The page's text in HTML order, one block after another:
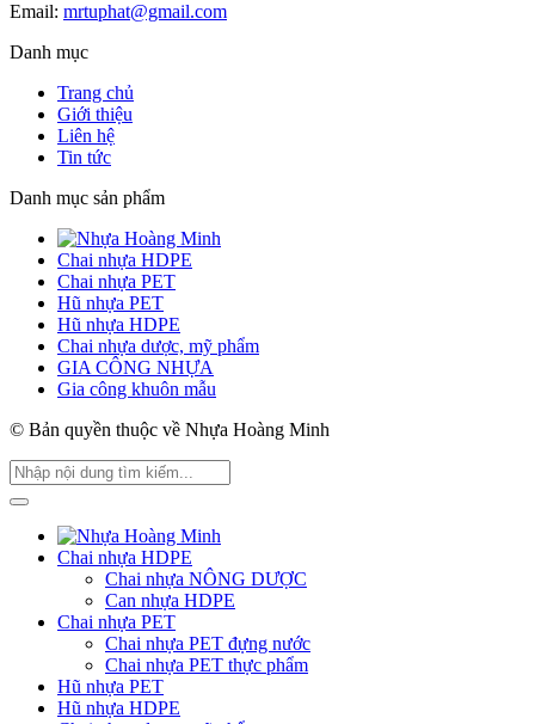
Email: mrtuphat@gmail.com
Danh mục
Trang chủ
Giới thiệu
Liên hệ
Tin tức
Danh mục sản phẩm
Chai nhựa HDPE
Chai nhựa PET
Hũ nhựa PET
Hũ nhựa HDPE
Chai nhựa dược, mỹ phẩm
GIA CÔNG NHỰA
Gia công khuôn mẫu
© Bản quyền thuộc về Nhựa Hoàng Minh
Chai nhựa HDPE
Chai nhựa NÔNG DƯỢC
Can nhựa HDPE
Chai nhựa PET
Chai nhựa PET đựng nước
Chai nhựa PET thực phẩm
Hũ nhựa PET
Hũ nhựa HDPE